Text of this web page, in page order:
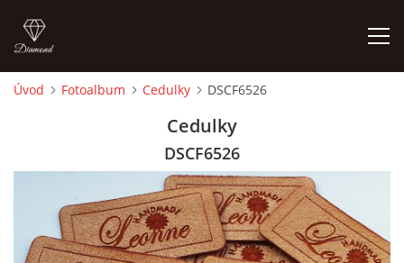
CEDULKY
Úvod Fotoalbum Cedulky DSCF6526
Cedulky
DSCF6526